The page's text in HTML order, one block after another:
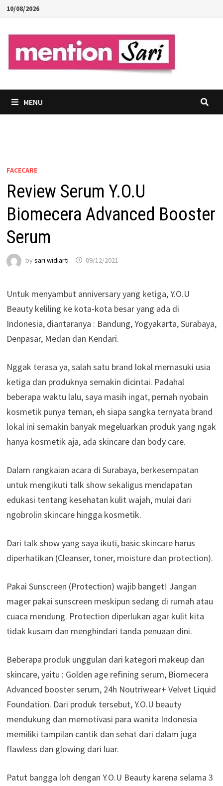
Skip
content
10/08/2026
MENU
FACECARE
Review Serum Y.O.U
Biomecera Advanced Booster
Serum
by sari widiarti 09/12/2021
Untuk menyambut anniversary yang ketiga, Y.O.U
Beauty keliling ke kota-kota besar yang ada di
Indonesia, diantaranya : Bandung, Yogyakarta, Surabaya,
Denpasar, Medan dan Kendari.
Nggak terasa ya, salah satu brand lokal memasuki usia
ketiga dan produknya semakin dicintai. Padahal
beberapa waktu lalu, saya masih ingat, pernah nyobain
kosmetik punya teman, eh siapa sangka ternyata brand
lokal ini semakin banyak megeluarkan produk yang ngak
hanya kosmetik aja, ada skincare dan body care.
Dalam rangkaian acara di Surabaya, berkesempatan
untuk mengikuti talk show sekaligus mendapatan
edukasi tentang kesehatan kulit wajah, mulai dari
ngobrolin skincare hingga kosmetik.
Dari talk show yang saya ikuti, basic skincare harus
diperhatikan (Cleanser, toner, moisture dan protection).
Pakai Sunscreen (Protection) wajib banget! Jangan
mager pakai sunscreen meskipun sedang di rumah atau
cuaca mendung. Protection diperlukan agar kulit kita
tidak kusam dan menghindari tanda penuaan dini.
Beberapa produk unggulan dari kategori makeup dan
skincare, yaitu : Golden age refining serum, Biomecera
Advanced booster serum, 24h Noutriwear+ Velvet Liquid
Foundation. Dari produk tersebut, Y.O.U beauty
mendukung dan memotivasi para wanita Indonesia
memiliki tampilan cantik dan sehat dari dalam juga
flawless dan glowing dari luar.
Patut bangga loh dengan Y.O.U Beauty karena selama 3